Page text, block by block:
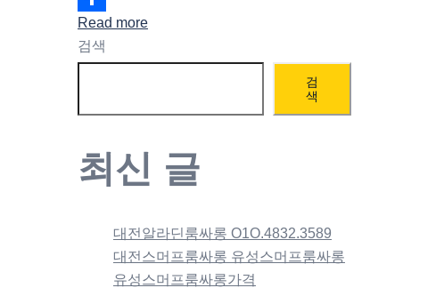
Share
Read more
검색
검
색
최신 글
대전알라딘룸싸롱 O1O.4832.3589
대전스머프룸싸롱 유성스머프룸싸롱
유성스머프룸싸롱가격